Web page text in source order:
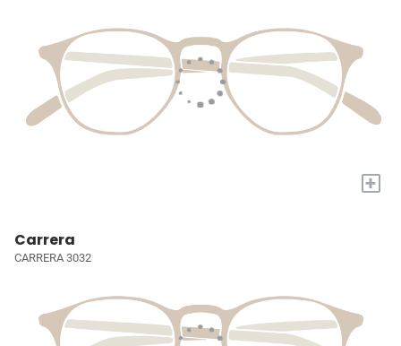
+
Carrera
CARRERA 3032